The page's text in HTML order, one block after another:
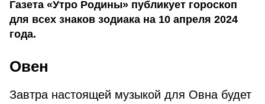
Газета «Утро Родины» публикует гороскоп
для всех знаков зодиака на 10 апреля 2024
года.
Овен
Завтра настоящей музыкой для Овна будет